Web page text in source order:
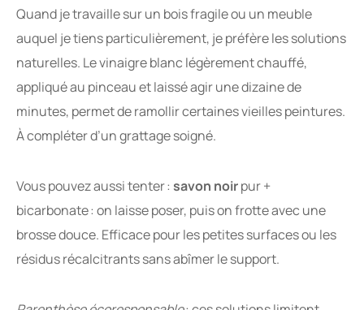
Quand je travaille sur un bois fragile ou un meuble
auquel je tiens particulièrement, je préfère les solutions
naturelles. Le vinaigre blanc légèrement chauffé,
appliqué au pinceau et laissé agir une dizaine de
minutes, permet de ramollir certaines vieilles peintures.
À compléter d’un grattage soigné.
Vous pouvez aussi tenter : savon noirpur +
bicarbonate : on laisse poser, puis on frotte avec une
brosse douce. Efficace pour les petites surfaces ou les
résidus récalcitrants sans abîmer le support.